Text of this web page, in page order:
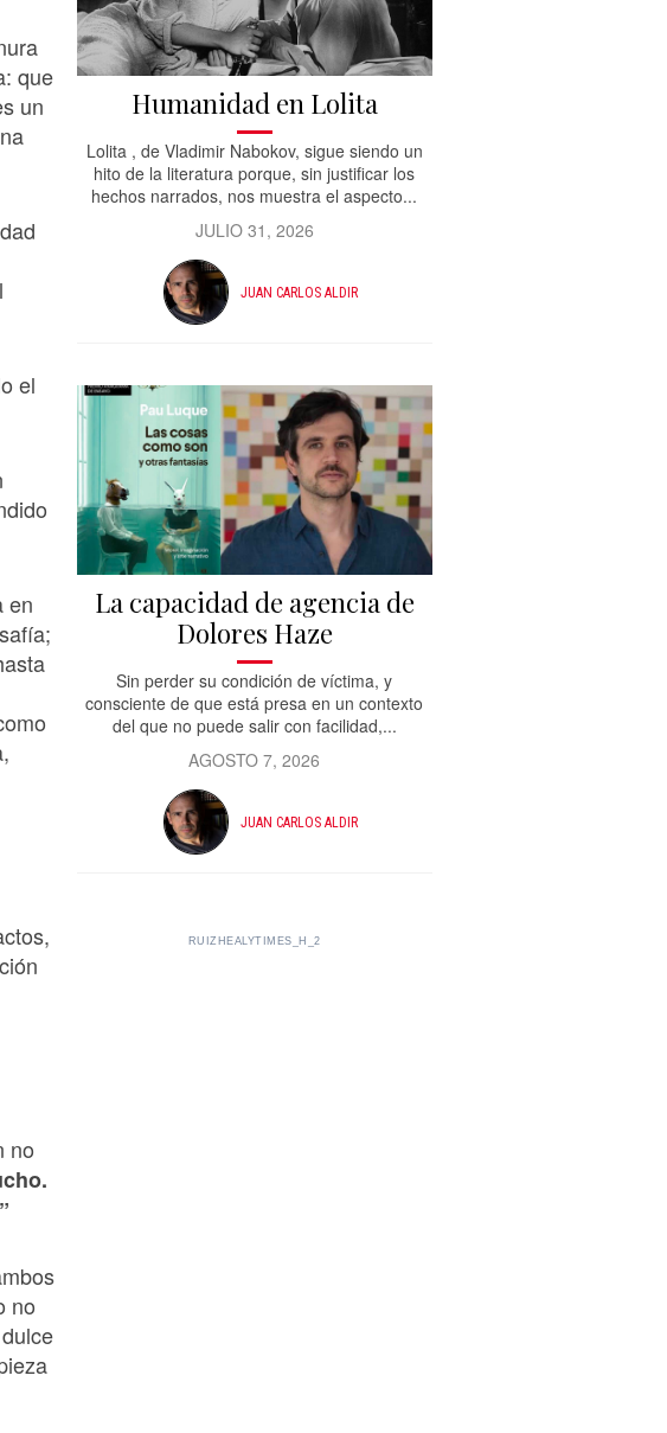
que
un
el
en
no
no
Humanidad en Lolita
Lolita , de Vladimir Nabokov, sigue siendo un
hito de la literatura porque, sin justificar los
hechos narrados, nos muestra el aspecto...
JULIO 31, 2026
JUAN CARLOS ALDIR
La capacidad de agencia de
Dolores Haze
Sin perder su condición de víctima, y
consciente de que está presa en un contexto
del que no puede salir con facilidad,...
AGOSTO 7, 2026
JUAN CARLOS ALDIR
RUIZHEALYTIMES_H_2